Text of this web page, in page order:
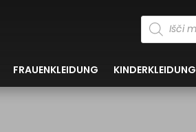
Products
search
FRAUENKLEIDUNG KINDERKLEIDUNG